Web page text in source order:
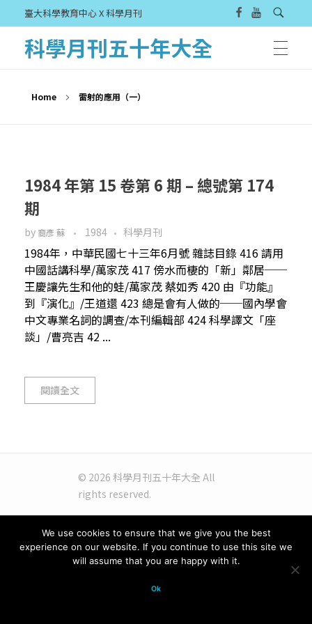
臺大科學教育中心 X 科學月刊
科學月刊五十年大全
Home 雷射的應用（一）
1984 年第 15 卷第 6 期 – 總號第 174
期
by 裔彥 蘇 1984 科學月刊
1984年，中華民國七十三年6月號 雜誌目錄 416 請用
中國話講科學/萬家茂 417 傍水而棲的「新」鄰居──
王慶讓先生和他的蛙/萬家茂 蔡如秀 420 由『功能』
到『演化』/王道還 423 總是會有人做的──國內學會
中文專業名詞的調查/本刊編輯部 424 科學譯文「座
談」/曹亮吉 42 ...
閱讀全文
© 2026 科學月刊五十年大全 All
rights reserved.
We use cookies to ensure that we give you the best
experience on our website. If you continue to use this site we
will assume that you are happy with it.
Ok